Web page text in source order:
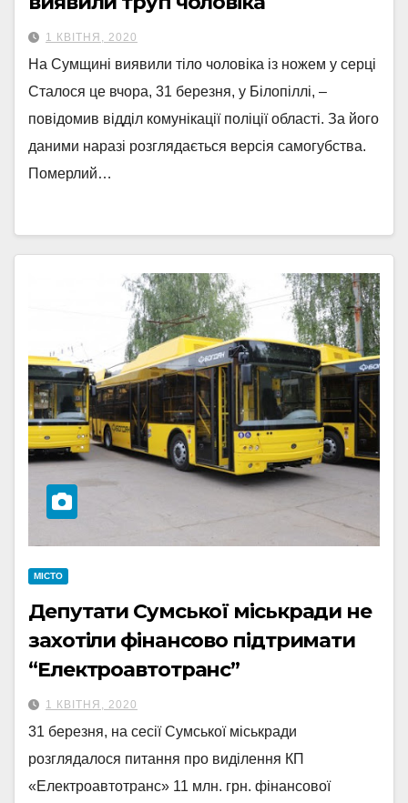
1 КВІТНЯ, 2020
На Сумщині виявили тіло чоловіка із ножем у серці
Сталося це вчора, 31 березня, у Білопіллі, –
повідомив відділ комунікації поліції області. За його
даними наразі розглядається версія самогубства.
Померлий…
МІСТО
Депутати Сумської міськради не
захотіли фінансово підтримати
“Електроавтотранс”
1 КВІТНЯ, 2020
31 березня, на сесії Сумської міськради
розглядалося питання про виділення КП
«Електроавтотранс» 11 млн. грн. фінансової